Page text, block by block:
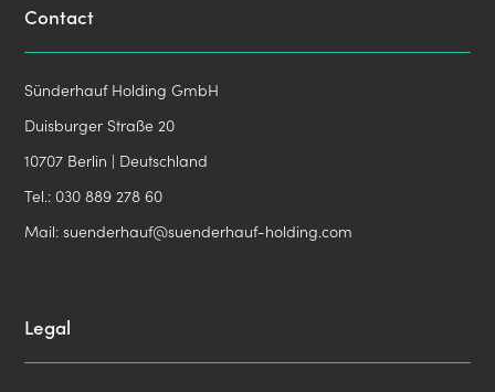
Contact
Sünderhauf Holding GmbH
Duisburger Straße 20
10707 Berlin | Deutschland
Tel.: 030 889 278 60
Mail:suenderhauf@suenderhauf-holding.com
Legal